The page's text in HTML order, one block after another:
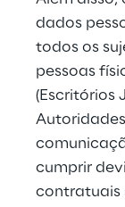
dados
todos os
pessoas
(Escritórios
cumprir
contratuais